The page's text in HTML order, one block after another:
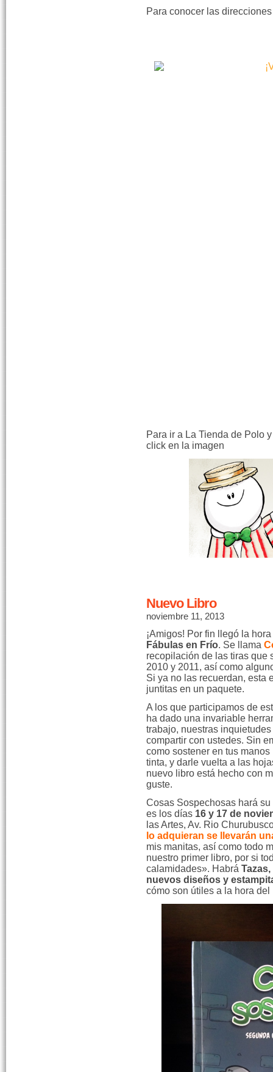
Para conocer las
Para ir a La Tienda de Polo
click en la imagen
Nuevo Libro
noviembre 11, 2013
¡Amigos! Por fin llegó la
Fábulas en Frío. Se llama
recopilación de las tiras que
2010 y 2011, así como
Si ya no las recuerdan, esta
juntitas en un paquete.
A los que participamos de
ha dado una invariable
trabajo, nuestras
compartir con ustedes. Sin
como sostener en tus
tinta, y darle vuelta a las
nuevo libro está hecho con
guste.
Cosas Sospechosas hará su
es los días 16 y 17 de
las Artes, Av. Rio
lo adquieran se llevarán
mis manitas, así como todo
nuestro primer libro, por si
calamidades». Habrá
nuevos diseños y
cómo son útiles a la hora